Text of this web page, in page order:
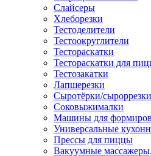
Слайсеры
Хлеборезки
Тестоделители
Тестоокруглители
Тестораскатки
Тестораскатки для
Тестозакатки
Лапшерезки
Сыротёрки/сыроррезки
Соковыжималки
Машины для
Универсальные
Прессы для пиццы
Вакуумные